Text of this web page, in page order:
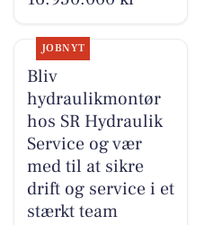
JOBNYT
Bliv
hydraulikmontør
hos SR Hydraulik
Service og vær
med til at sikre
drift og service i et
stærkt team